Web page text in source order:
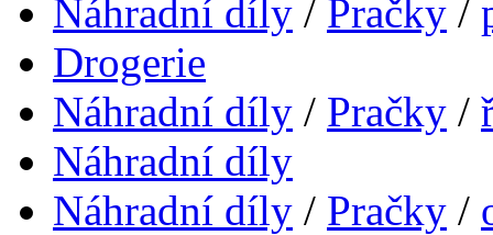
Náhradní díly / Pračky /
Drogerie
Náhradní díly / Pračky /
Náhradní díly
Náhradní díly / Pračky /